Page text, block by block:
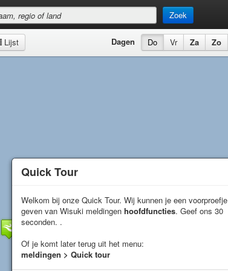
Zoek
Lijst Dagen Do Vr Za Zo
Quick Tour
Welkom bij onze Quick Tour. Wij kunnen je een voorproefje
geven van Wisuki meldingen hoofdfuncties. Geef ons 30
seconden. .
Of je komt later terug uit het menu:
meldingen > Quick tour
Quick Tour
Welkom bij onze Quick Tour. Wij kunnen je een voorproefje
geven van Wisuki meldingen hoofdfuncties. Geef ons 30
seconden. .
Of je komt later terug uit het menu:
meldingen > Quick tour